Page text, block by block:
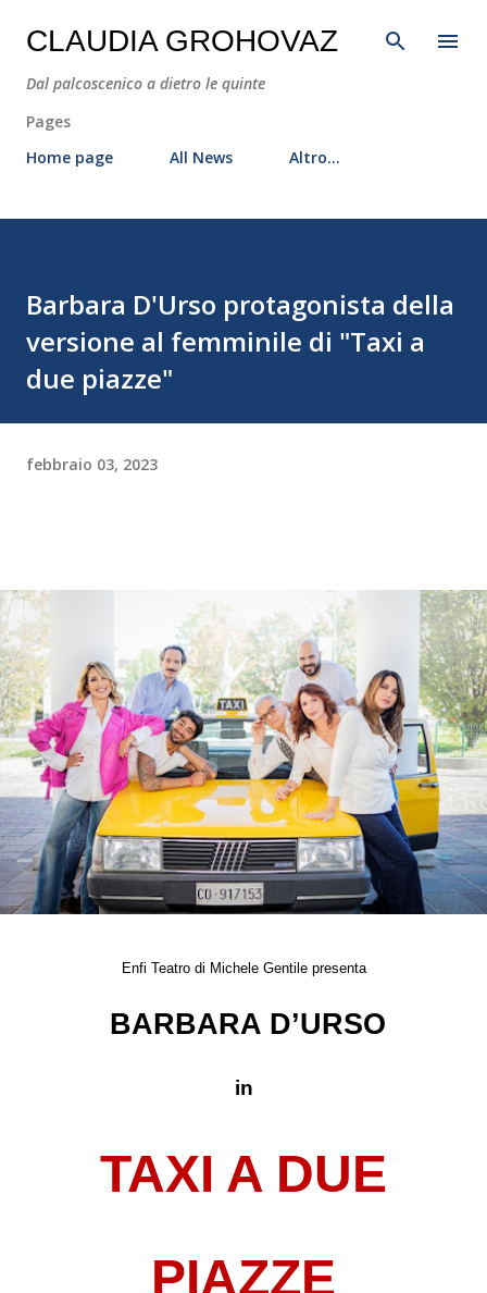
Passa ai contenuti principali
CLAUDIA GROHOVAZ
Dal palcoscenico a dietro le quinte
Pages
Home page
All News Altro…
Barbara D'Urso protagonista della
versione al femminile di "Taxi a
due piazze"
febbraio 03, 2023
Enfi Teatro di Michele Gentile presenta
BARBARA D’URSO
in
TAXI A DUE
PIAZZE